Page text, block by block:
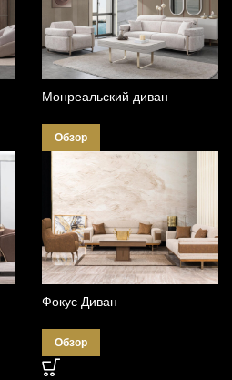
Монреальский диван
Обзор
Фокус Диван
Обзор